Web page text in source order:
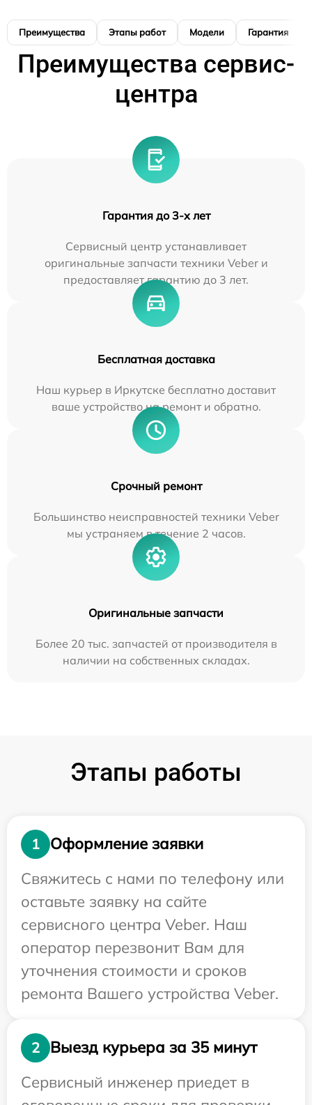
Преимущества Этапы работ Модели Гарантия
Преимущества сервис-
центра
Гарантия до 3-х лет
Сервисный центр устанавливает
оригинальные запчасти техники Veber и
предоставляет гарантию до 3 лет.
Бесплатная доставка
Наш курьер в Иркутске бесплатно доставит
ваше устройство на ремонт и обратно.
Срочный ремонт
Большинство неисправностей техники Veber
мы устраняем в течение 2 часов.
Оригинальные запчасти
Более 20 тыс. запчастей от производителя в
наличии на собственных складах.
Этапы работы
1
Оформление заявки
Свяжитесь с нами по телефону или
оставьте заявку на сайте
сервисного центра Veber. Наш
оператор перезвонит Вам для
уточнения стоимости и сроков
ремонта Вашего устройства Veber.
2
Выезд курьера за 35 минут
Сервисный инженер приедет в